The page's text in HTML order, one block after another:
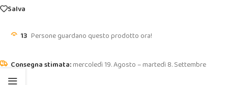
Salva
13 Persone guardano questo prodotto ora!
mercoledì 19. Agosto – martedì 8. Settembre